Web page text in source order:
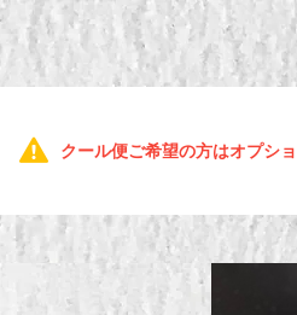
クール便ご希望の方はオプシ